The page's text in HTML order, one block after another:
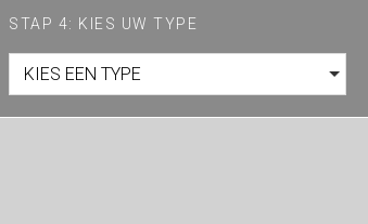
STAP 4: KIES UW TYPE
KIES EEN TYPE